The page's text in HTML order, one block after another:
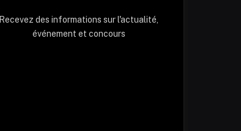
Recevez des informations sur l'actualité,
événement et concours